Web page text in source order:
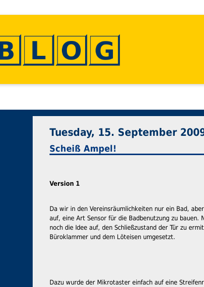
Tuesday, 15. September
Scheiß Ampel!
Version 1
Da wir in den Vereinsräumlichkeiten nur ein Bad,
auf, eine Art Sensor für die Badbenutzung zu bauen.
noch die Idee auf, den Schließzustand der Tür zu
Büroklammer und dem Löteisen umgesetzt.
Dazu wurde der Mikrotaster einfach auf eine